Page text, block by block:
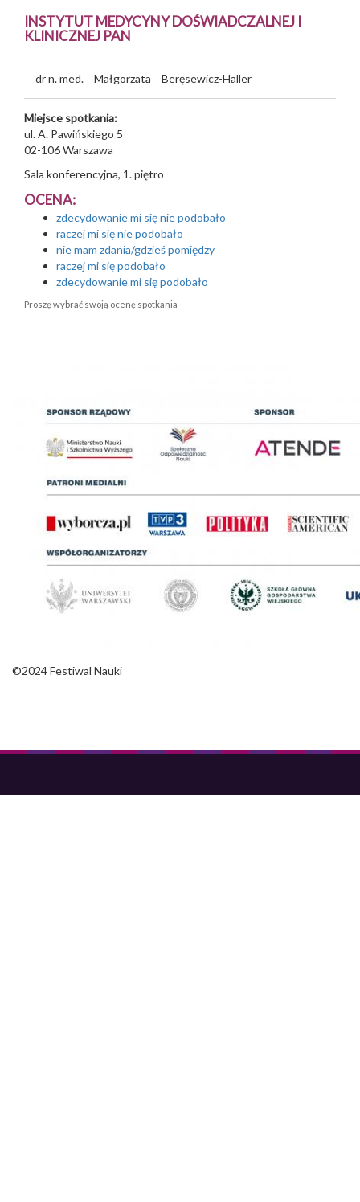
INSTYTUT MEDYCYNY DOŚWIADCZALNEJ I
KLINICZNEJ PAN
dr n. med. Małgorzata Beręsewicz-Haller
Miejsce spotkania:
ul. A. Pawińskiego 5
02-106Warszawa
Sala konferencyjna, 1. piętro
OCENA:
zdecydowanie mi się nie podobało
raczej mi się nie podobało
nie mam zdania/gdzieś pomiędzy
raczej mi się podobało
zdecydowanie mi się podobało
Proszę wybrać swoją ocenę spotkania
©2024 Festiwal Nauki